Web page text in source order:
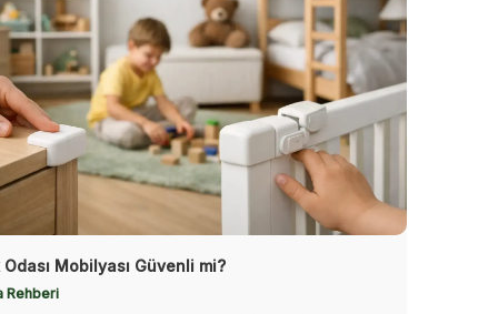
Odası Mobilyası Güvenli mi?
Rehberi